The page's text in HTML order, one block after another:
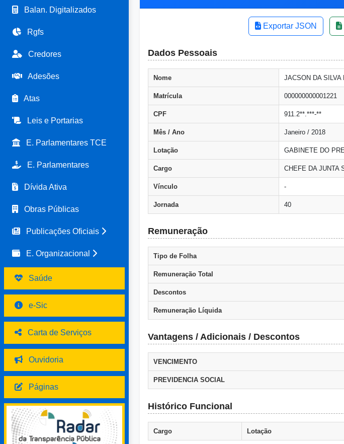
Balan. Digitalizados
Rgfs
Credores
Adesões
Atas
Leis e Portarias
E. Parlamentares TCE
E. Parlamentares
Dívida Ativa
Obras Públicas
Publicações Oficiais
E. Organizacional
Saúde
e-Sic
Carta de Serviços
Ouvidoria
Páginas
Exportar JSON
Dados Pessoais
Nome JACSON DA SILVA
Matrícula 000000000001221
CPF 911.2**.***-**
Mês / Ano Janeiro / 2018
Lotação GABINETE DO
Cargo CHEFE DA JUNTA
Vínculo -
Jornada 40
Remuneração
Tipo de Folha
Remuneração Total
Descontos
Remuneração Líquida
Vantagens / Adicionais / Descontos
VENCIMENTO
PREVIDENCIA SOCIAL
Histórico Funcional
Cargo Lotação